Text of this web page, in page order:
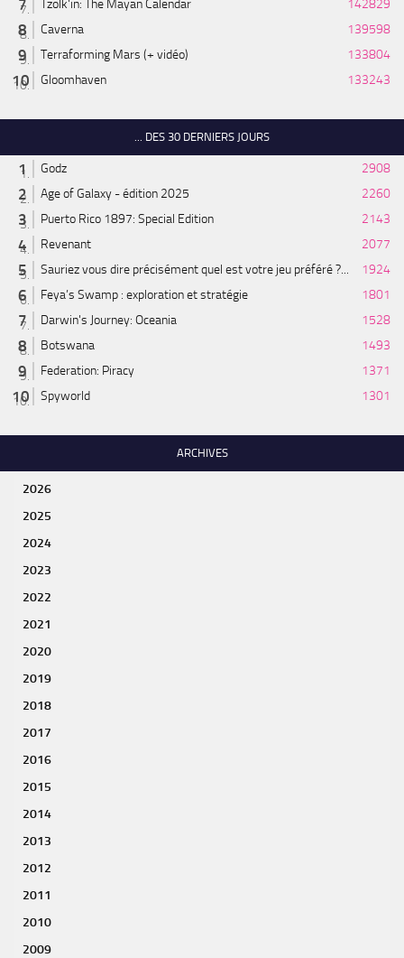
Tzolk'in: The Mayan Calendar
142829
Caverna
139598
Terraforming Mars (+ vidéo)
133804
Gloomhaven
133243
... DES 30 DERNIERS JOURS
Godz
2908
Age of Galaxy - édition 2025
2260
Puerto Rico 1897: Special Edition
2143
Revenant
2077
Sauriez vous dire précisément quel est votre jeu préféré ?...
1924
Feya’s Swamp : exploration et stratégie
1801
Darwin's Journey: Oceania
1528
Botswana
1493
Federation: Piracy
1371
Spyworld
1301
ARCHIVES
2026
2025
2024
2023
2022
2021
2020
2019
2018
2017
2016
2015
2014
2013
2012
2011
2010
2009